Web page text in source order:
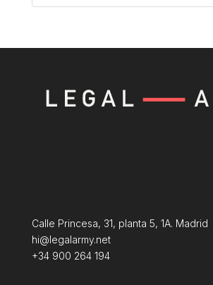
Calle Princesa, 31, planta 5, 1A. Madrid
hi@legalarmy.net
+34 900 264 194